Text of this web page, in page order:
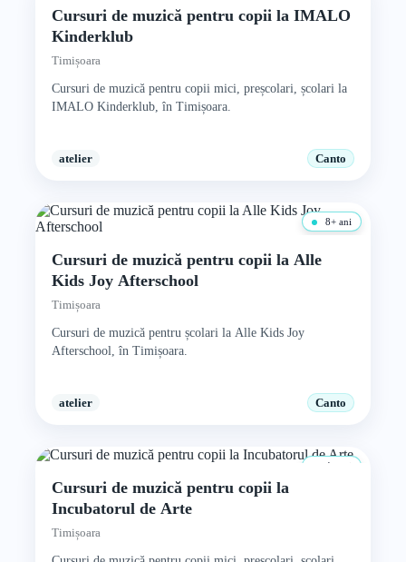
Cursuri de muzică pentru copii la IMALO
Kinderklub
Timișoara
Cursuri de muzică pentru copii mici, preșcolari, școlari la
IMALO Kinderklub, în Timișoara.
atelier Canto
8+ ani
Cursuri de muzică pentru copii la Alle
Kids Joy Afterschool
Timișoara
Cursuri de muzică pentru școlari la Alle Kids Joy
Afterschool, în Timișoara.
atelier Canto
4+ ani
Cursuri de muzică pentru copii la
Incubatorul de Arte
Timișoara